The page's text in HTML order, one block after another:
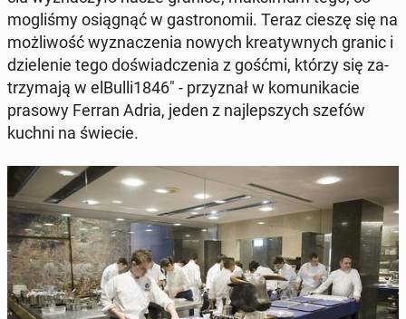
mo­gli­śmy osią­gnąć w ga­stro­no­mii. Teraz cieszę się na
moż­li­wość wy­zna­cze­nia nowych kre­atyw­nych granic i
dzie­le­nie tego do­świad­cze­nia z gośćmi, którzy się za­
trzy­ma­ją w elBulli1846" - przy­znał w ko­mu­ni­ka­cie
prasowy Ferran Adria, jeden z naj­lep­szych szefów
kuchni na świecie.